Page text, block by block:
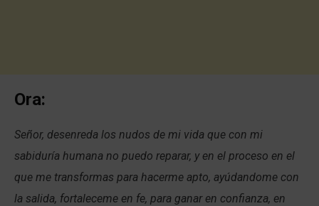
Ora:
Señor, desenreda los nudos de mi vida que con mi
sabiduría humana no puedo reparar, y en el proceso en el
que me transformas para hacerme apto, ayúdandome con
la salida, fortaleceme en fe, para ganar en confianza, en